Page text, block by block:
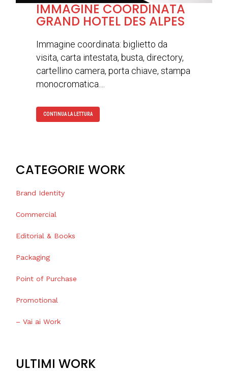
IMMAGINE COORDINATA
GRAND HOTEL DES ALPES
Immagine coordinata: biglietto da
visita, carta intestata, busta, directory,
cartellino camera, porta chiave, stampa
monocromatica....
CONTINUA LA LETTURA
CATEGORIE WORK
Brand Identity
Commercial
Editorial & Books
Packaging
Point of Purchase
Promotional
– Vai ai Work
ULTIMI WORK